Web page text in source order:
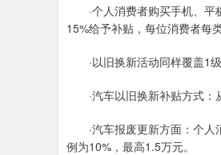
·个人消费者购买手机、平
15%给予补贴，每位消费者每
·以旧换新活动同样覆盖1级
·汽车以旧换新补贴方式：
·汽车报废更新方面：个人
例为10%，最高1.5万元。